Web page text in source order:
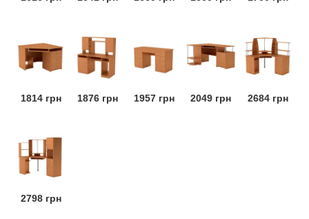
1814 грн 1876 грн 1957 грн 2049 грн 2684 грн
2798 грн